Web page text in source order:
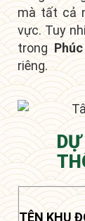
mà tất cả
vực. Tuy
trong
riêng.
TÊN KHU